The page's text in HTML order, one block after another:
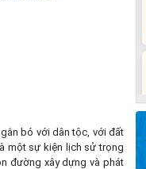
bó với dân tộc, với đất
một sự kiện lịch sử trọng
đường xây dựng và phát